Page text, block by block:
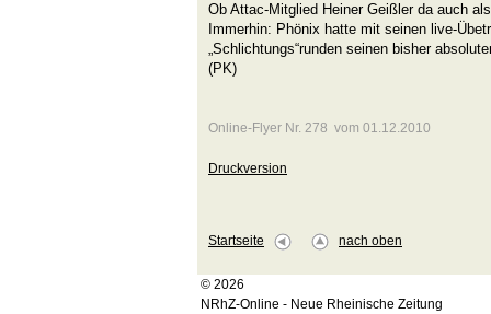
Ob Attac-Mitglied Heiner Geißler da auch
Immerhin: Phönix hatte mit seinen live-
„Schlichtungs“runden seinen bisher
(PK)
Online-Flyer Nr. 278 vom 01.12.2010
Druckversion
Startseite nach oben
© 2026
NRhZ-Online - Neue Rheinische Zeitung